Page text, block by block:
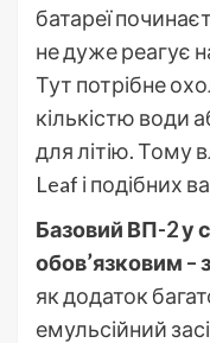
батареї
не дуже реагує
Тут потрібне
кількістю води
для літію. Тому
Leaf і подібних
Базовий ВП-2 у
обов’язковим –
як додаток
емульсійний